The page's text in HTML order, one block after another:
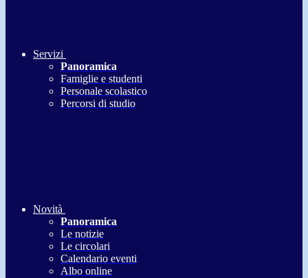
Servizi
Panoramica
Famiglie e studenti
Personale scolastico
Percorsi di studio
Novità
Panoramica
Le notizie
Le circolari
Calendario eventi
Albo online